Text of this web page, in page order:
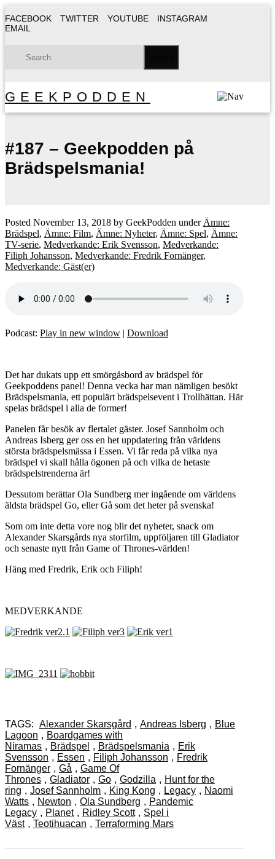
FACEBOOK TWITTER YOUTUBE
INSTAGRAM
EMAIL
GEEKPODDEN
#187 – Geekpodden på
Brädspelsmania!
Posted November 13, 2018 by GeekPodden under Ämne:
Brädspel, Ämne: Film, Ämne: Nyheter, Ämne: Spel, Ämne:
TV-serie, Medverkande: Erik Svensson, Medverkande:
Filiph Johansson, Medverkande: Fredrik Fornänger,
Medverkande: Gäst(er)
Podcast: Play in new window | Download
Det har dukats upp ett smörgåsbord av brädspel för
Geekpoddens panel! Denna vecka har man nämligen besökt
Brädspelsmania, ett populärt brädspelsevent i Trollhättan. Här
spelas brädspel i alla de former!
Panelen får besök av flertalet gäster. Josef Sannholm och
Andreas Isberg ger oss en het uppdatering från världens
största brädspelsmässa i Essen. Vi får reda på vilka nya
brädspel vi skall hålla ögonen på och vilka de hetaste
brädspelstrenderna är!
Dessutom berättar Ola Sundberg mer ingående om världens
äldsta brädspel Go, eller Gå som det heter på svenska!
Som om inte detta vore nog blir det nyheter, snack om
Alexander Skarsgårds nya storfilm, uppföljaren till Gladiator
och senaste nytt från Game of Thrones-världen!
Häng med Fredrik, Erik och Filiph!
MEDVERKANDE
TAGS: Alexander Skarsgård , Andreas Isberg , Blue
Lagoon , Boardgames with
Niramas , Brädspel , Brädspelsmania , Erik
Svensson , Essen , Filiph Johansson , Fredrik
Fornänger , Gå , Game Of
Thrones , Gladiator , Go , Godzilla , Hunt for the
ring , Josef Sannholm , King Kong , Legacy , Naomi
Watts , Newton , Ola Sundberg , Pandemic
Legacy , Planet , Ridley Scott , Spel i
Väst , Teotihuacan , Terraforming Mars